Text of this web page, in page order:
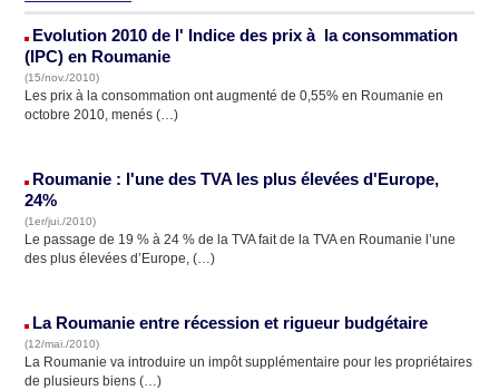
Evolution 2010 de l' Indice des prix à la consommation
(IPC) en Roumanie
(15/nov./2010)
Les prix à la consommation ont augmenté de 0,55% en Roumanie en
octobre 2010, menés (…)
Roumanie : l'une des TVA les plus élevées d'Europe,
24%
(1er/jui./2010)
Le passage de 19 % à 24 % de la TVA fait de la TVA en Roumanie l’une
des plus élevées d’Europe, (…)
La Roumanie entre récession et rigueur budgétaire
(12/mai./2010)
La Roumanie va introduire un impôt supplémentaire pour les propriétaires
de plusieurs biens (…)